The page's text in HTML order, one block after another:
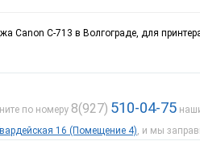
Canon C-713 в Волгограде, для
по номеру 8(927) 510-04-75
16 (Помещение 4), и мы